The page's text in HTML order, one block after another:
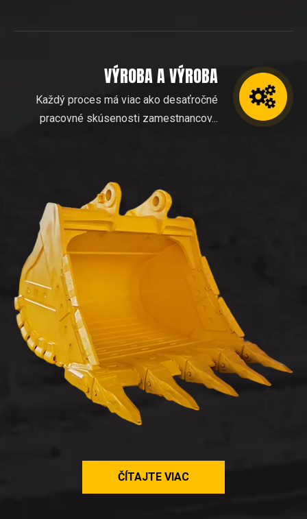
VÝROBA A VÝROBA
Každý proces má viac ako desaťročné
pracovné skúsenosti zamestnancov...
ČÍTAJTE VIAC